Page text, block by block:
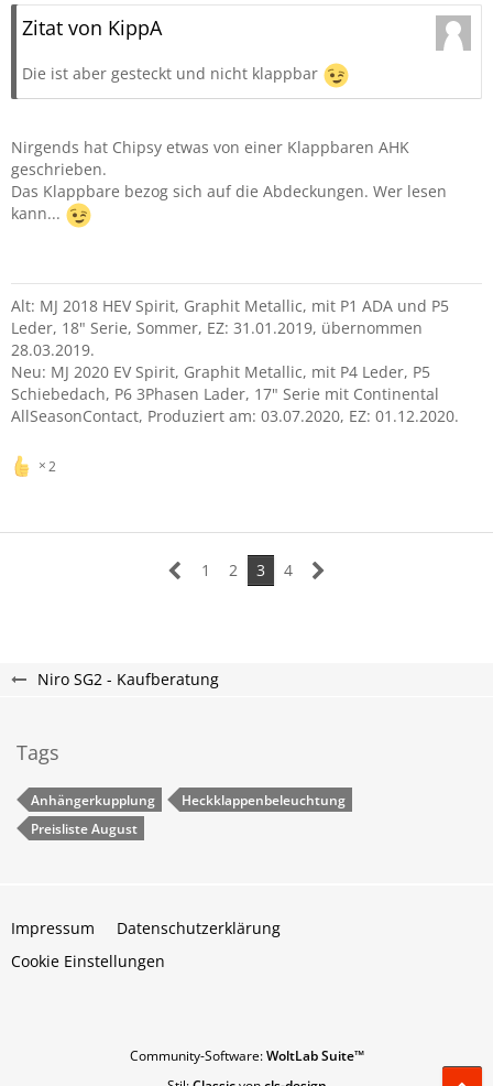
Zitat von KippA
Die ist aber gesteckt und nicht klappbar
Nirgends hat Chipsy etwas von einer Klappbaren AHK
geschrieben.
Das Klappbare bezog sich auf die Abdeckungen. Wer lesen
kann...
Alt: MJ 2018 HEV Spirit, Graphit Metallic, mit P1 ADA und P5
Leder, 18" Serie, Sommer, EZ: 31.01.2019, übernommen
28.03.2019.
Neu: MJ 2020 EV Spirit, Graphit Metallic, mit P4 Leder, P5
Schiebedach, P6 3Phasen Lader, 17" Serie mit Continental
AllSeasonContact, Produziert am: 03.07.2020, EZ: 01.12.2020.
2
1 2 3 4
Niro SG2 - Kaufberatung
Tags
Anhängerkupplung
Heckklappenbeleuchtung
Preisliste August
Impressum
Datenschutzerklärung
Cookie Einstellungen
Community-Software:WoltLab Suite™